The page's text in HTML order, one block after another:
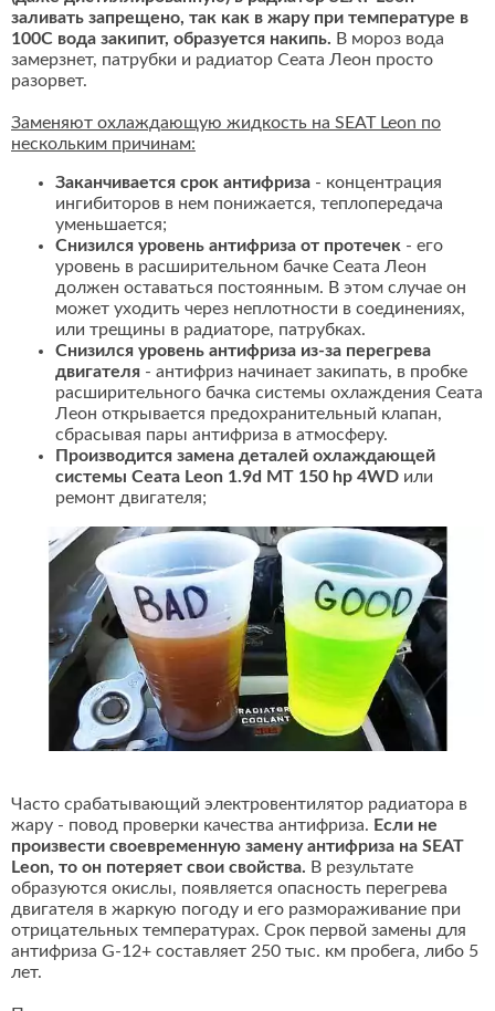
заливать запрещено, так как в жару при температуре в
100С вода закипит, образуется накипь. В мороз вода
замерзнет, патрубки и радиатор Сеата Леон просто
разорвет.
Заменяют охлаждающую жидкость на SEAT Leon по
нескольким причинам:
Заканчивается срок антифриза - концентрация
ингибиторов в нем понижается, теплопередача
уменьшается;
Снизился уровень антифриза от протечек - его
уровень в расширительном бачке Сеата Леон
должен оставаться постоянным. В этом случае он
может уходить через неплотности в соединениях,
или трещины в радиаторе, патрубках.
Снизился уровень антифриза из-за перегрева
двигателя - антифриз начинает закипать, в пробке
расширительного бачка системы охлаждения Сеата
Леон открывается предохранительный клапан,
сбрасывая пары антифриза в атмосферу.
Производится замена деталей охлаждающей
системы Сеата Leon 1.9d MT 150 hp 4WD или
ремонт двигателя;
Часто срабатывающий электровентилятор радиатора в
жару - повод проверки качества антифриза. Если не
произвести своевременную замену антифриза на SEAT
Leon, то он потеряет свои свойства. В результате
образуются окислы, появляется опасность перегрева
двигателя в жаркую погоду и его размораживание при
отрицательных температурах. Срок первой замены для
антифриза G-12+ составляет 250 тыс. км пробега, либо 5
лет.